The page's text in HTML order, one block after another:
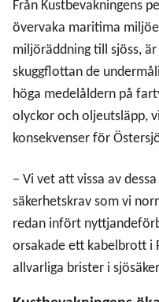
Från Kustbevakningens
övervaka maritima
miljöräddning till sjöss,
skuggflottan de
höga medelåldern på
olyckor och oljeutsläpp,
konsekvenser för
– Vi vet att vissa av
säkerhetskrav som vi
redan infört
orsakade ett kabelbrott i
allvarliga brister i